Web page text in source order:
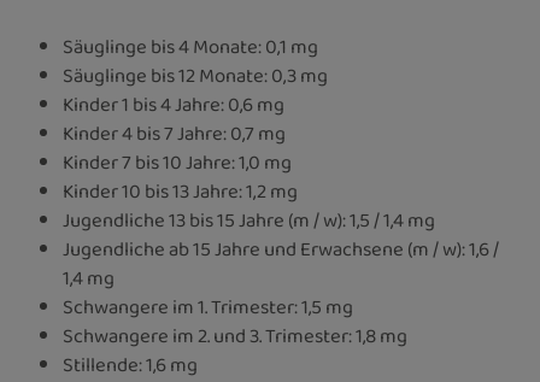
Säuglinge bis 4 Monate: 0,1 mg
Säuglinge bis 12 Monate: 0,3 mg
Kinder 1 bis 4 Jahre: 0,6 mg
Kinder 4 bis 7 Jahre: 0,7 mg
Kinder 7 bis 10 Jahre: 1,0 mg
Kinder 10 bis 13 Jahre: 1,2 mg
Jugendliche 13 bis 15 Jahre (m / w): 1,5 / 1,4 mg
Jugendliche ab 15 Jahre und Erwachsene (m / w): 1,6 /
1,4 mg
Schwangere im 1. Trimester: 1,5 mg
Schwangere im 2. und 3. Trimester: 1,8 mg
Stillende: 1,6 mg